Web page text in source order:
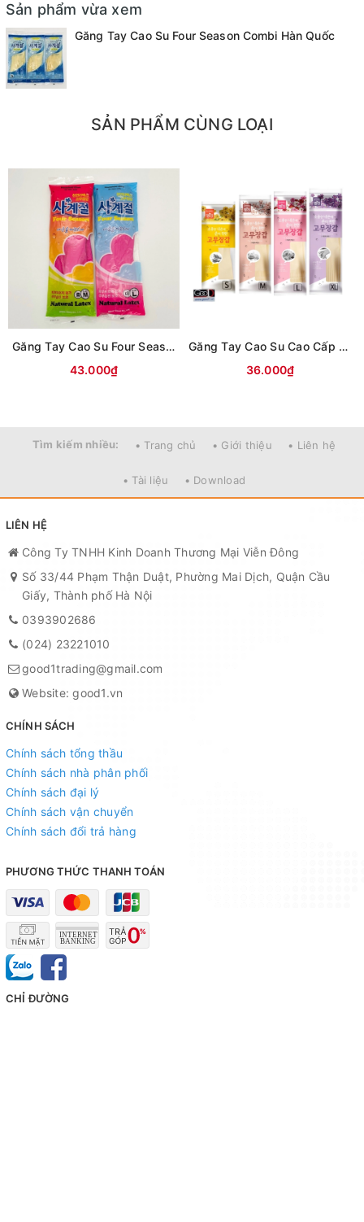
Sản phẩm vừa xem
Găng Tay Cao Su Four Season Combi Hàn Quốc
SẢN PHẨM CÙNG LOẠI
Găng Tay Cao Su Four Season Hàn Quốc
43.000₫
Găng Tay Cao Su Cao Cấp Hàn Quốc MJ
36.000₫
Tìm kiếm nhiều: • Trang chủ • Giới thiệu • Liên hệ
• Tài liệu • Download
LIÊN HỆ
Công Ty TNHH Kinh Doanh Thương Mại Viễn Đông
Số 33/44 Phạm Thận Duật, Phường Mai Dịch, Quận Cầu
Giấy, Thành phố Hà Nội
0393902686
(024) 23221010
good1trading@gmail.com
Website: good1.vn
CHÍNH SÁCH
Chính sách tổng thầu
Chính sách nhà phân phối
Chính sách đại lý
Chính sách vận chuyển
Chính sách đổi trả hàng
PHƯƠNG THỨC THANH TOÁN
CHỈ ĐƯỜNG